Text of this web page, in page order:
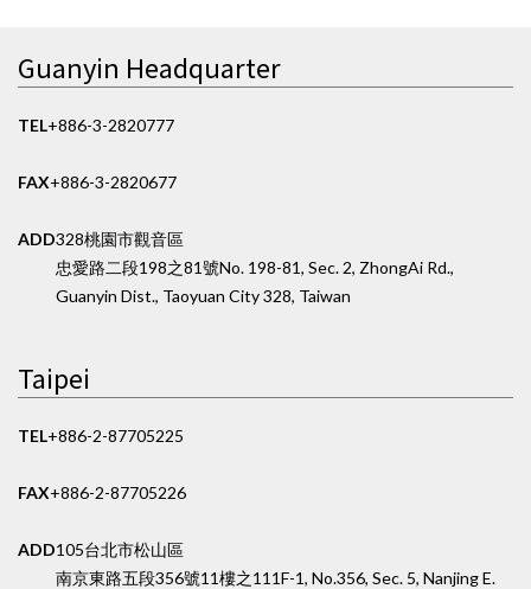
Guanyin Headquarter
TEL+886-3-2820777
FAX+886-3-2820677
ADD328桃園市觀音區
忠愛路二段198之81號No. 198-81, Sec. 2, ZhongAi Rd.,
Guanyin Dist., Taoyuan City 328, Taiwan
Taipei
TEL+886-2-87705225
FAX+886-2-87705226
ADD105台北市松山區
南京東路五段356號11樓之1 11F-1, No.356, Sec. 5, Nanjing E.